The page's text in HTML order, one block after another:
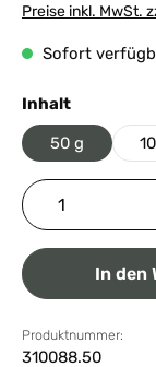
Preise inkl. MwSt.
Sofort
Inhaltauswählen
50 g
Produkt
In den
Produktnummer:
310088.50